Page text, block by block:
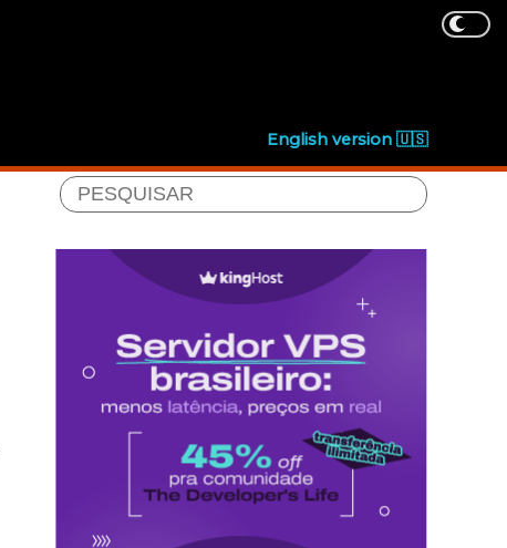
English version 🇺🇸